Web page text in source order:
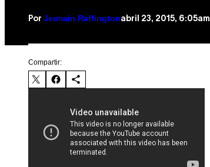
Por Jermain Raffingtonabril 23, 2015, 6:05am
Compartir: